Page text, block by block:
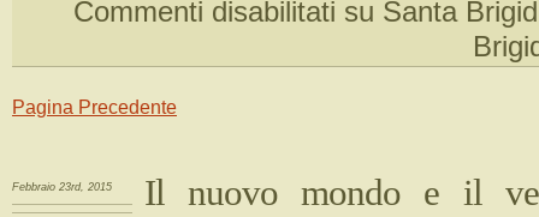
Commenti disabilitati su Santa
Pagina Precedente
Febbraio 23rd, 2015
Il nuovo mondo e il